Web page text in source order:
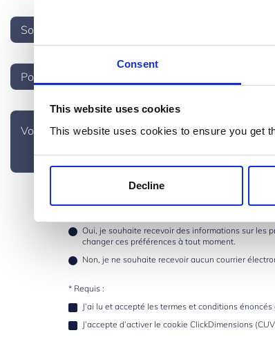
Consent
This website uses cookies
This website uses cookies to ensure you get
Decline
Oui, je souhaite recevoir des informations sur les
changer ces préférences à tout moment.
Non, je ne souhaite recevoir aucun courrier
* Requis :
J’ai lu et accepté les termes et conditions énoncés
J’accepte d’activer le cookie ClickDimensions